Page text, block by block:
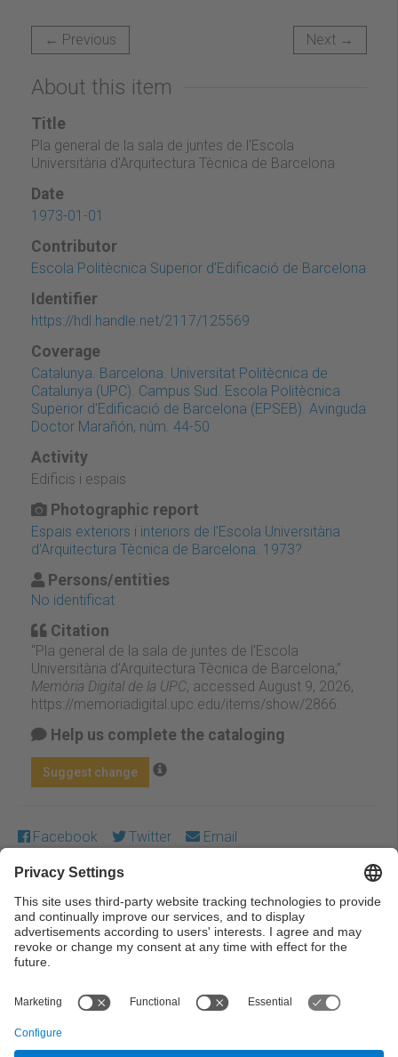
← Previous Next →
About this item
Title
Pla general de la sala de juntes de l'Escola
Universitària d'Arquitectura Tècnica de Barcelona
Date
1973-01-01
Contributor
Escola Politècnica Superior d'Edificació de Barcelona
Identifier
https://hdl.handle.net/2117/125569
Coverage
Catalunya. Barcelona. Universitat Politècnica de
Catalunya (UPC). Campus Sud. Escola Politècnica
Superior d'Edificació de Barcelona (EPSEB). Avinguda
Doctor Marañón, núm. 44-50
Activity
Edificis i espais
Photographic report
Espais exteriors i interiors de l'Escola Universitària
d'Arquitectura Tècnica de Barcelona. 1973?
Persons/entities
No identificat
Citation
“Pla general de la sala de juntes de l'Escola
Universitària d'Arquitectura Tècnica de Barcelona,”
Memòria Digital de la UPC, accessed August 9, 2026,
https://memoriadigital.upc.edu/items/show/2866
Help us complete the cataloging
Suggest change
Facebook Twitter Email
Except where otherwise noted, content on this work is
licensed under a Creative Commons license:Attribution-
NonCommercial-NoDerivs 3.0 Spain